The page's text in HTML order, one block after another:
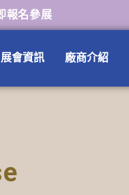
報名參展
展會資訊 廠商介紹